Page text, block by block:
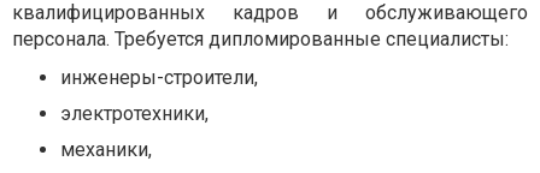
квалифицированных кадров и обслуживающего
персонала. Требуется дипломированные специалисты:
инженеры-строители,
электротехники,
механики,